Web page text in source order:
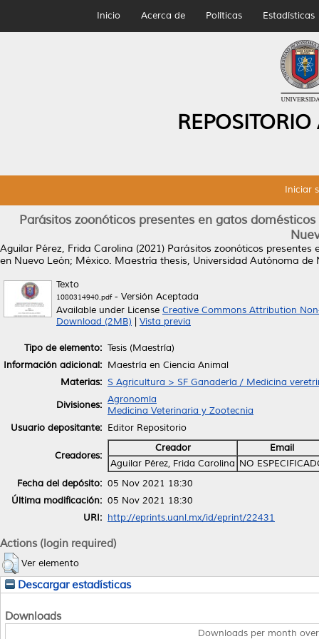
Inicio Acerca de Políticas Estadísticas
Iniciar
Parásitos zoonóticos presentes en gatos
Aguilar Pérez, Frida Carolina (2021) Parásitos zoonóticos presentes
en Nuevo León; México. Maestría thesis, Universidad Autónoma de
Texto
1080314940.pdf- Versión Aceptada
Available under License Creative Commons Attribution
Download (2MB)
Vista previa
Tipo de elemento: Tesis (Maestría)
Información adicional: Maestría en Ciencia Animal
Materias: S Agricultura > SF Ganadería / Medicina
Divisiones: Agronomía
Medicina Veterinaria y Zootecnia
Usuario depositante: Editor Repositorio
Creadores:
Creador
Email
Aguilar Pérez, Frida Carolina NO
Fecha del depósito: 05 Nov 2021 18:30
Última modificación: 05 Nov 2021 18:30
URI: http://eprints.uanl.mx/id/eprint/22431
Actions (login required)
Ver elemento
Descargar estadísticas
Downloads
Downloads per month